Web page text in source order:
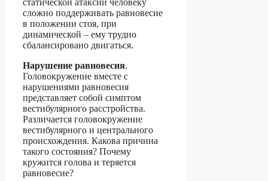
статической атаксии человеку
сложно поддерживать равновесие
в положении стоя, при
динамической – ему трудно
сбалансировано двигаться.
Нарушение равновесия.
Головокружение вместе с
нарушениями равновесия
представляет собой симптом
вестибулярного расстройства.
Различается головокружение
вестибулярного и центрального
происхождения. Какова причина
такого состояния? Почему
кружится голова и теряется
равновесие?